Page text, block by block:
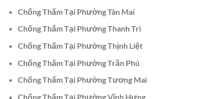
Chống Thấm Tại Phường Tân Mai
Chống Thấm Tại Phường Thanh Trì
Chống Thấm Tại Phường Thịnh Liệt
Chống Thấm Tại Phường Trần Phú
Chống Thấm Tại Phường Tương Mai
Chống Thấm Tại Phường Vĩnh Hưng